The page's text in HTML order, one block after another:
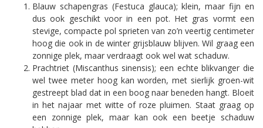
Blauw schapengras (Festuca glauca); klein, maar fijn en
dus ook geschikt voor in een pot. Het gras vormt een
stevige, compacte pol sprieten van zo’n veertig centimeter
hoog die ook in de winter grijsblauw blijven. Wil graag een
zonnige plek, maar verdraagt ook wel wat schaduw.
Prachtriet (Miscanthus sinensis); een echte blikvanger die
wel twee meter hoog kan worden, met sierlijk groen-wit
gestreept blad dat in een boog naar beneden hangt. Bloeit
in het najaar met witte of roze pluimen. Staat graag op
een zonnige plek, maar kan ook een beetje schaduw